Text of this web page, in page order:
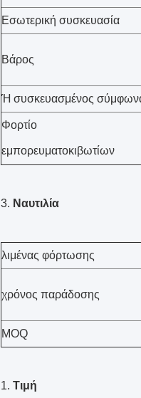
Εσωτερική συσκευασία
Βάρος
Ή συσκευασμένος σύμφωνα
Φορτίο
εμπορευματοκιβωτίων
3. Ναυτιλία
λιμένας φόρτωσης
χρόνος παράδοσης
MOQ
Τιμή